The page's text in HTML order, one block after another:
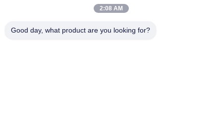
Lebensmittelkasten
Kartonverpackungen Steifpapiergeschenkfach
2:08 AM
Good day, what product are you looking for?